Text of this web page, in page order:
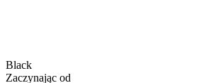
Black
Zaczynając od